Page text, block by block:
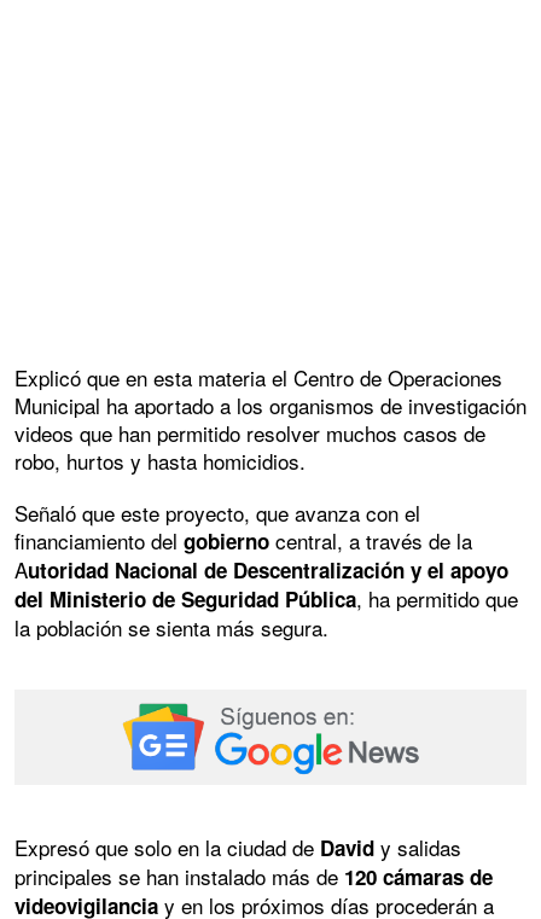
Explicó que en esta materia el Centro de Operaciones
Municipal ha aportado a los organismos de investigación
videos que han permitido resolver muchos casos de
robo, hurtos y hasta homicidios.
Señaló que este proyecto, que avanza con el
financiamiento del gobierno central, a través de la
Autoridad Nacional de Descentralización y el apoyo
del Ministerio de Seguridad Pública, ha permitido que
la población se sienta más segura.
Expresó que solo en la ciudad de David y salidas
principales se han instalado más de 120 cámaras de
videovigilancia y en los próximos días procederán a